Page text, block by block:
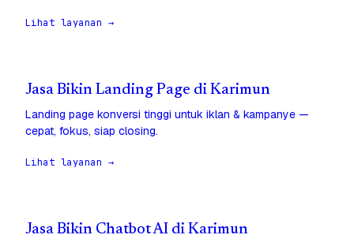
Lihat layanan →
Jasa Bikin Landing Page di Karimun
Landing page konversi tinggi untuk iklan & kampanye —
cepat, fokus, siap closing.
Lihat layanan →
Jasa Bikin Chatbot AI di Karimun